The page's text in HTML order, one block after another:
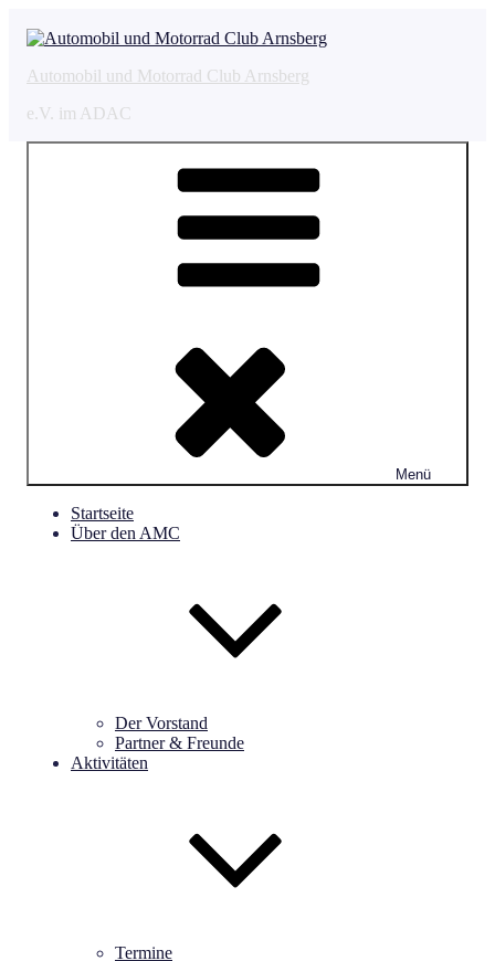
Inhalt
Automobil und Motorrad Club Arnsberg
e.V. im ADAC
Menü
Startseite
Über den AMC
Der Vorstand
Partner & Freunde
Aktivitäten
Termine